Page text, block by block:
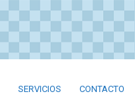
SERVICIOS CONTACTO